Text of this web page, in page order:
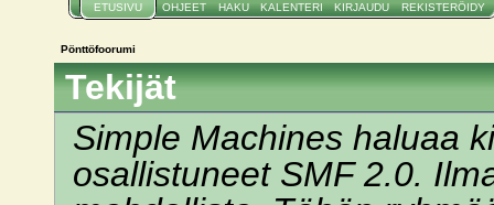
ETUSIVU OHJEET HAKU KALENTERI KIRJAUDU REKISTERÖIDY
Pönttöfoorumi
Tekijät
Simple Machines haluaa
osallistuneet SMF 2.0.